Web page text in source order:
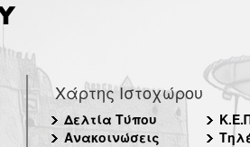
Χάρτης Ιστοχώρου
Δελτία Τύπου
Ανακοινώσεις